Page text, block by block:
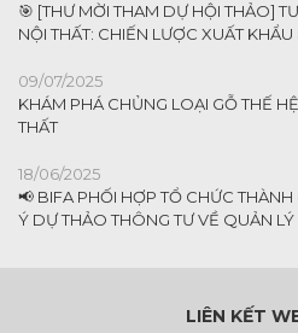
🎯 [THƯ MỜI THAM DỰ HỘI THẢO]
NỘI THẤT: CHIẾN LƯỢC XUẤT
09/07/2025
KHÁM PHÁ CHỦNG LOẠI GỖ THẾ
THẤT
18/06/2025
📢 BIFA PHỐI HỢP TỔ CHỨC
Ý DỰ THẢO THÔNG TƯ VỀ QUẢN
LIÊN KẾT